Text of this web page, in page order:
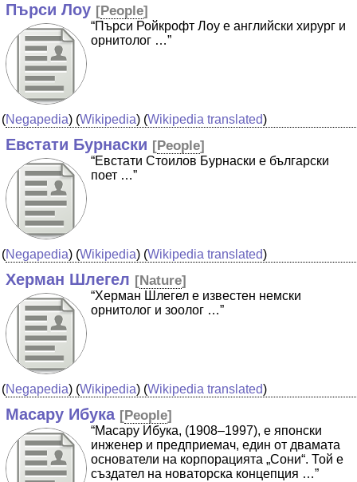
Пърси Лоу [People]
“Пърси Ройкрофт Лоу е английски хирург и
орнитолог …”
(Negapedia) (Wikipedia) (Wikipedia translated)
Евстати Бурнаски [People]
“Евстати Стоилов Бурнаски е български
поет …”
(Negapedia) (Wikipedia) (Wikipedia translated)
Херман Шлегел [Nature]
“Херман Шлегел е известен немски
орнитолог и зоолог …”
(Negapedia) (Wikipedia) (Wikipedia translated)
Масару Ибука [People]
“Масару Ибука, (1908–1997), е японски
инженер и предприемач, един от двамата
основатели на корпорацията „Сони“. Той е
създател на новаторска концепция …”